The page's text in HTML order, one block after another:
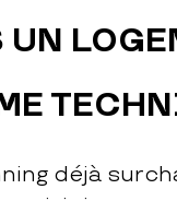
déjà